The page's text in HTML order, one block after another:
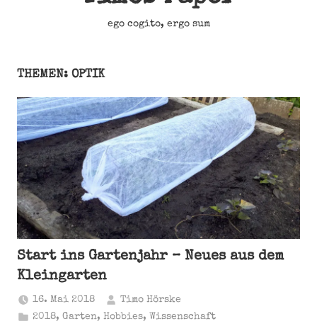
ego cogito, ergo sum
THEMEN: OPTIK
Start ins Gartenjahr – Neues aus dem
Kleingarten
16. Mai 2018
Timo Hörske
2018,Garten,Hobbies, Wissenschaft